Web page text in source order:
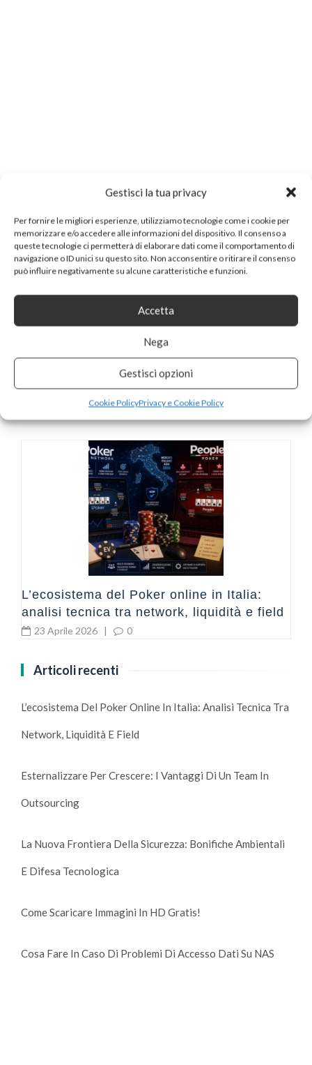
Gestisci la tua privacy
Per fornire le migliori esperienze, utilizziamo tecnologie come i cookie per
memorizzare e/o accedere alle informazioni del dispositivo. Il consenso a
queste tecnologie ci permetterà di elaborare dati come il comportamento di
navigazione o ID unici su questo sito. Non acconsentire o ritirare il consenso
può influire negativamente su alcune caratteristiche e funzioni.
Accetta
Nega
Gestisci opzioni
Cookie PolicyPrivacy e Cookie Policy
Categorie: Games | 0 | Redazione
Redazione Autore
Post correlati
L’ecosistema del Poker online in Italia:
analisi tecnica tra network, liquidità e field
23 Aprile 2026 | 0
Articoli recenti
L’ecosistema Del Poker Online In Italia: Analisi Tecnica Tra
Network, Liquidità E Field
Esternalizzare Per Crescere: I Vantaggi Di Un Team In
Outsourcing
La Nuova Frontiera Della Sicurezza: Bonifiche Ambientali
E Difesa Tecnologica
Come Scaricare Immagini In HD Gratis!
Cosa Fare In Caso Di Problemi Di Accesso Dati Su NAS